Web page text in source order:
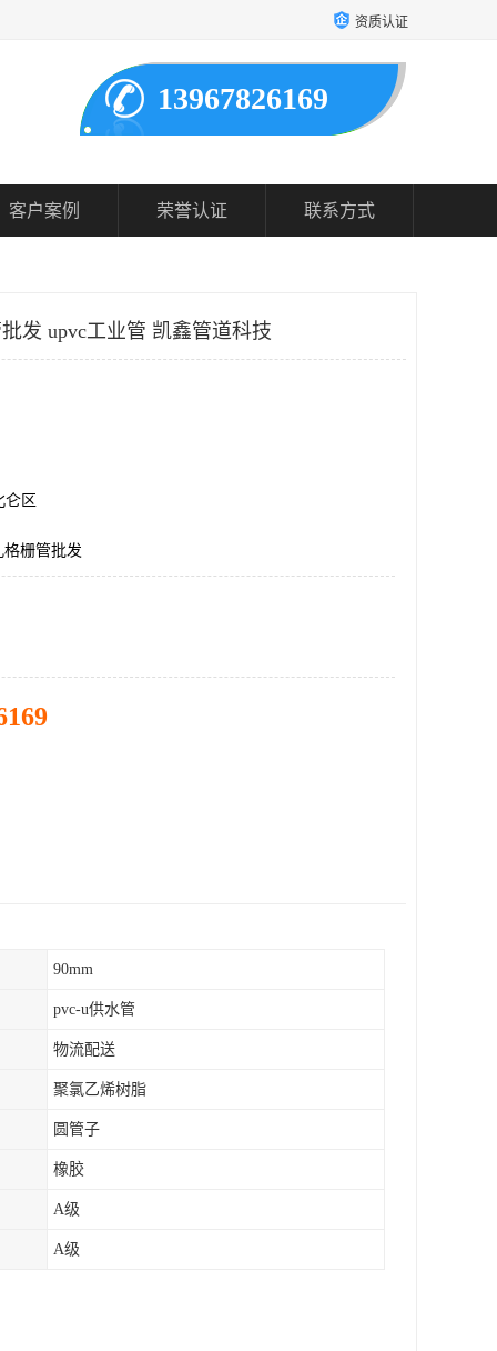
资质认证
13967826169
客户案例 荣誉认证 联系方式
发 upvc工业管 凯鑫管道科技
仑区
格栅管批发
90mm
pvc-u供水管
物流配送
聚氯乙烯树脂
圆管子
橡胶
A级
A级